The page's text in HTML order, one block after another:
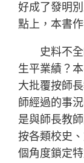
好成了發明
點上，本書
史料不
生平業績？
大批覆按師
師經過的事
是與師長教
按各類校史
個角度鎖定